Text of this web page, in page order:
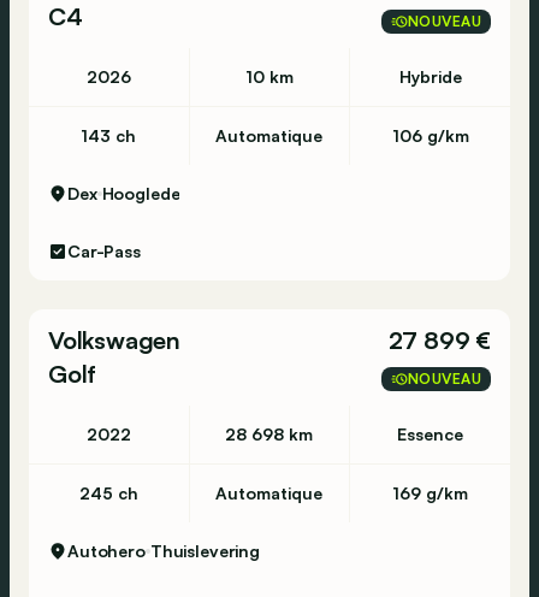
C4
NOUVEAU
2026 10 km Hybride
143 ch Automatique 106 g/km
Dex Hooglede
Car-Pass
Volkswagen
Golf
27 899 €
NOUVEAU
2022 28 698 km Essence
245 ch Automatique 169 g/km
Autohero Thuislevering